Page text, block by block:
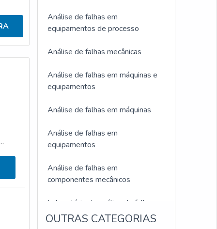
Análise de falhas em
equipamentos de processo
Análise de falhas mecânicas
Análise de falhas em máquinas e
equipamentos
Análise de falhas em máquinas
Análise de falhas em
equipamentos
Análise de falhas em
componentes mecânicos
Laboratório de análise de falhas
OUTRAS CATEGORIAS